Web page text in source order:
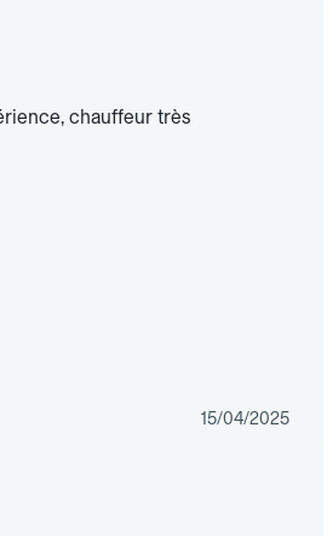
chauffeur très
15/04/2025